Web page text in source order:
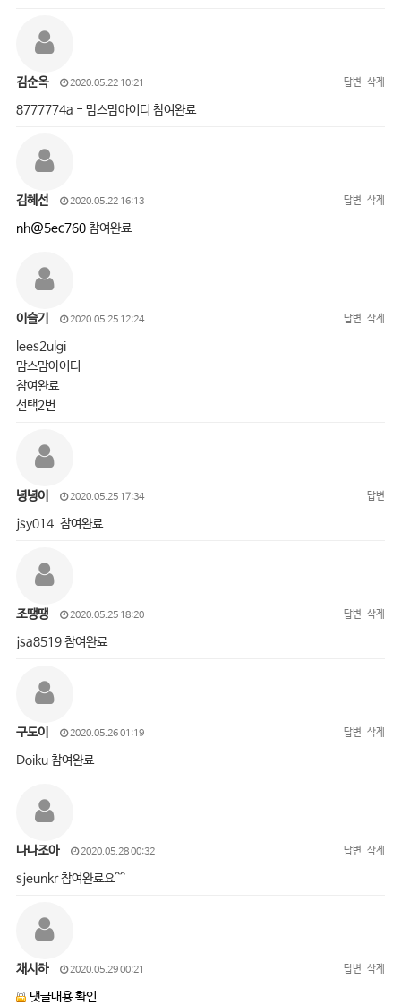
김순옥 2020.05.22 10:21 답변 삭제
8777774a - 맘스맘아이디 참여완료
김혜선 2020.05.22 16:13 답변 삭제
nh@5ec760참여완료
이슬기 2020.05.25 12:24 답변 삭제
lees2ulgi
맘스맘아이디
참여완료
선택2번
녕녕이 2020.05.25 17:34 답변
jsy014 참여완료
조땡땡 2020.05.25 18:20 답변 삭제
jsa8519 참여완료
구도이 2020.05.26 01:19 답변 삭제
Doiku 참여완료
나나조아 2020.05.28 00:32 답변 삭제
sjeunkr 참여완료요^^
채시하 2020.05.29 00:21 답변 삭제
댓글내용 확인